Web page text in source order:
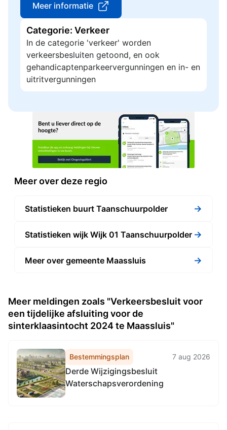
Meer informatie
Categorie: Verkeer
In de categorie 'verkeer' worden
verkeersbesluiten getoond, en ook
gehandicaptenparkeervergunningen en in- en
uitritvergunningen
Meer over deze regio
Statistieken buurt Taanschuurpolder →
Statistieken wijk Wijk 01 Taanschuurpolder →
Meer over gemeente Maassluis →
Meer meldingen zoals "Verkeersbesluit voor
een tijdelijke afsluiting voor de
sinterklaasintocht 2024 te Maassluis"
Bestemmingsplan 7 aug 2026
Derde Wijzigingsbesluit
Waterschapsverordening